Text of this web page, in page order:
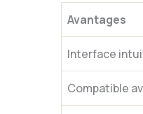
Avantages
Interface
Compatible